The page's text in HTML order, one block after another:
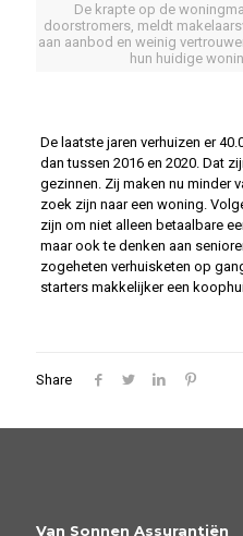
De krapte op de
doorstromers, meldt
aan aanbod en weinig
hun huidige
De laatste jaren verhuizen er
dan tussen 2016 en 2020. Dat
gezinnen. Zij maken nu minder
zoek zijn naar een woning.
zijn om niet alleen betaalbare
maar ook te denken aan
zogeheten verhuisketen op
starters makkelijker een
Share
Van Sonnen Assurantiën